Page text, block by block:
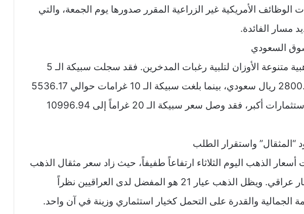
الوظائف الأمريكية غير الزراعية المقرر صدورها يوم الجمعة، والتي
مسار الفائدة.
السعودي
تنتج السعودية سبائك ذهبية متنوعة الأوزان لتلبية رغبات المدخرين. فقد سجلت سبيكة الـ 5
غرامات سعراً قدره 2800.40 ريال سعودي، بينما بلغت سبيكة الـ 10 غرامات حوالي 5536.17
ريال. أما الراغبون في استثمارات أكبر، فقد وصل سعر سبيكة الـ 20 غراماً إلى 10996.94
واستقرار الطلب
أسعار الذهب اليوم الثلاثاء ارتفاعاً طفيفاً، حيث زاد سعر مثقال الذهب
عيار 21 بمقدار 400 دينار عراقي. ويظل الذهب عيار 21 هو المفضل لدى العراقيين نظراً
الجمالية والقدرة على التحمل كخيار استثماري وزينة في آن واحد.